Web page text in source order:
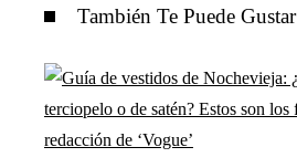
También Te Puede Gustar